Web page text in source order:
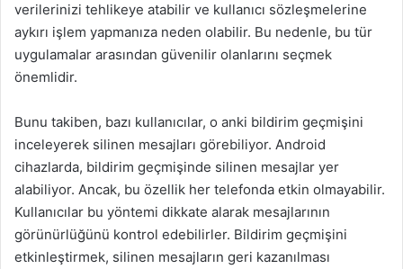
verilerinizi tehlikeye atabilir ve kullanıcı sözleşmelerine
aykırı işlem yapmanıza neden olabilir. Bu nedenle, bu tür
uygulamalar arasından güvenilir olanlarını seçmek
önemlidir.
Bunu takiben, bazı kullanıcılar, o anki bildirim geçmişini
inceleyerek silinen mesajları görebiliyor. Android
cihazlarda, bildirim geçmişinde silinen mesajlar yer
alabiliyor. Ancak, bu özellik her telefonda etkin olmayabilir.
Kullanıcılar bu yöntemi dikkate alarak mesajlarının
görünürlüğünü kontrol edebilirler. Bildirim geçmişini
etkinleştirmek, silinen mesajların geri kazanılması